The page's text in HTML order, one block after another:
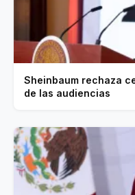
Sheinbaum rechaza
de las audiencias